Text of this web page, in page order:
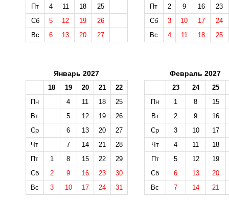
Пт
4 11 18
25
Сб
5 12 19
26
Вс
6 13 20 27
Пт
2 9 16
23
Сб
3 10 17
24
Вс
4 11 18 25
Январь 2027
18 19 20 21
22
Пн
4 11 18
25
Вт
5 12 19
26
Ср
6 13 20
27
Чт
7 14 21
28
Пт
1 8 15 22
29
Сб
2 9 16 23
30
Вс
3 10 17 24 31
Февраль 2027
23 24
25
Пн
1 8
15
Вт
2 9
16
Ср
3 10
17
Чт
4 11
18
Пт
5 12
19
Сб
6 13
20
Вс
7 14 21